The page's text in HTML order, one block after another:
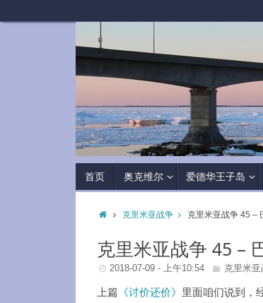
首页 奥克维尔 爱德华王子岛
克里米亚战争 克里米亚战争 45 –
克里米亚战争 45 –
2018-07-09 - 上午10:54 克里米亚
上篇 《讨价还价》 里面咱们说到，